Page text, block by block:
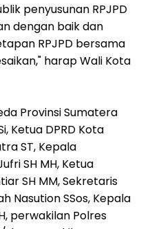
penyusunan RPJPD
dengan baik dan
RPJPD bersama
harap Wali Kota
Provinsi Sumatera
Ketua DPRD Kota
ST, Kepala
SH MH, Ketua
SH MM, Sekretaris
Nasution SSos, Kepala
perwakilan Polres